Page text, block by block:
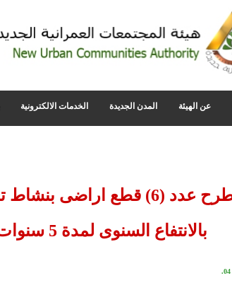
عن الهيئة المدن الجديدة الخدمات الالكترونية
بالانتفاع السنوى لمدة 5 سنوات طبقا للمنشور بالإعلان التالى بمدينة العاشر من رمضان